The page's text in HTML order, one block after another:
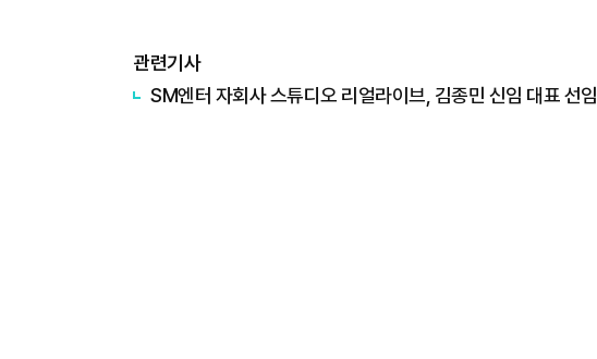
관련기사
SM엔터 자회사 스튜디오 리얼라이브, 김종민 신임 대표 선임